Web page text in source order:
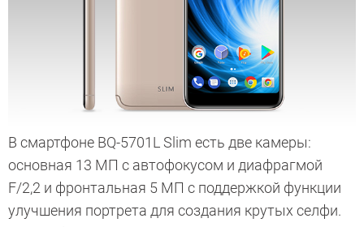
В смартфоне BQ-5701L Slim есть две камеры:
основная 13 МП с автофокусом и диафрагмой
F/2,2 и фронтальная 5 МП с поддержкой функции
улучшения портрета для создания крутых селфи.